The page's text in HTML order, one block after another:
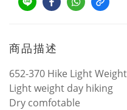
商品描述
652-370 Hike Light Weight
Light weight day hiking
Dry comfotable